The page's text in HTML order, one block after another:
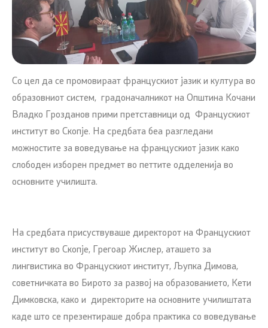
Со цел да се промовираат францускиот јазик и култура во
образовниот систем, градоначалникот на Општина Кочани
Владко Грозданов прими претставници од Францускиот
институт во Скопје. На средбата беа разгледани
можностите за воведување на францускиот јазик како
слободен изборен предмет во петтите одделенија во
основните училишта.
На средбата присуствуваше директорот на Францускиот
институт во Скопје, Грегоар Жислер, аташето за
лингвистика во Францускиот институт, Љупка Димова,
советничката во Бирото за развој на образованието, Кети
Димковска, како и директорите на основните училиштата
каде што се презентираше добра практика со воведување